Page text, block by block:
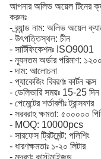
আপনার অলিভ অয়েল টিনের
করুনঃ
- ব্র্যান্ড নাম: অলিভ অয়েল
- উৎপত্তিস্থল: চীন
- সার্টিফিকেশনঃ ISO9001
- ন্যূনতম অর্ডার পরিমাণ:
- দাম: আলোচনা
- প্যাকেজিং বিবরণঃ কার্টন বাক্স
- ডেলিভারি সময়ঃ 15-25 দিন
- পেমেন্টের শর্তাবলীঃ ট্রান্সফার
- সরবরাহ ক্ষমতা: ৫০০০০০
- MOQ: 10000pcs
- সারফেস ট্রিটমেন্ট: পলিশিং
- ধারণক্ষমতাঃ ১-২০ লিটার
- মুদ্রণঃ কাস্টমাইজড